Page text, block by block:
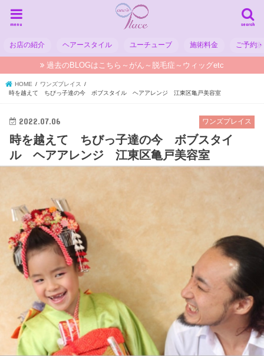
search
menu
お店の紹介 ヘアースタイル ユーチューブ 施術料金 ご予約
過去のBLOGはこちら～がん～脱毛症～ウィッグetc
HOME
ワンズプレイス
時を越えて ちびっ子達の今 ボブスタイル ヘアアレンジ 江東区亀戸美容室
ワンズプレイス
2022.07.06
時を越えて ちびっ子達の今 ボブスタイ
ル ヘアアレンジ 江東区亀戸美容室